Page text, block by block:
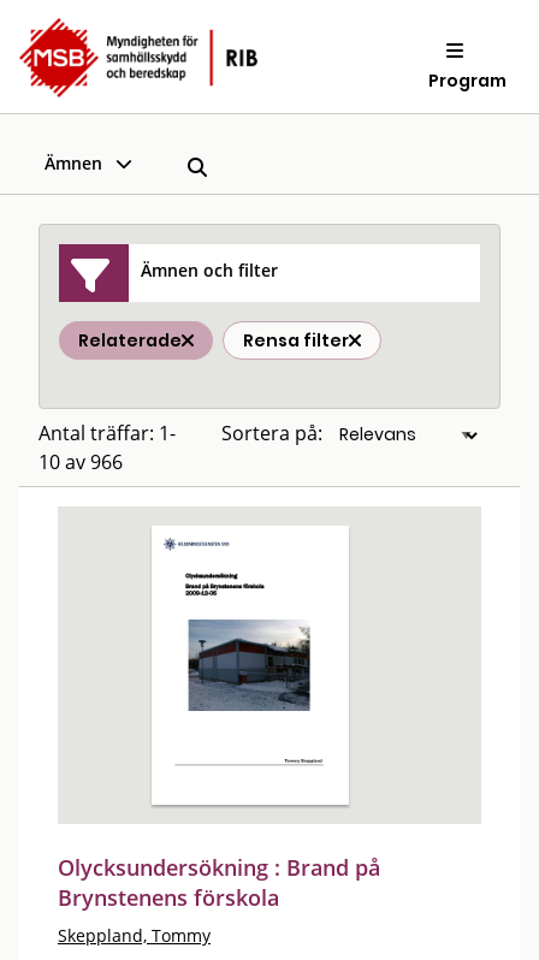
Program
Ämnen
Ämnen och filter
Relaterade Rensa filter
Antal träffar: 1-
10 av 966
Sortera på:
Olycksundersökning : Brand på
Brynstenens förskola
Skeppland, Tommy